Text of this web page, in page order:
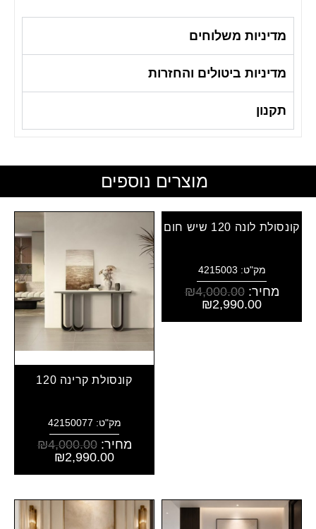
מדיניות משלוחים
מדיניות ביטולים והחזרות
תקנון
מוצרים נוספים
קונסולת לונה 120 שיש חום
מק"ט: 4215003
מחיר: ₪4,000.00
₪2,990.00
קונסולת קרינה 120
מק"ט: 42150077
מחיר: ₪4,000.00
₪2,990.00